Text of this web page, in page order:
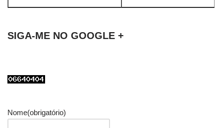
SIGA-ME NO GOOGLE +
Nome(obrigatório)